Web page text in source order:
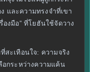
และความทรงจำที่เขา
งมือ” ที่โยฮันใช้จัดวาง
สะเทือนใจ: ความจริง
อกระหว่างความแค้น